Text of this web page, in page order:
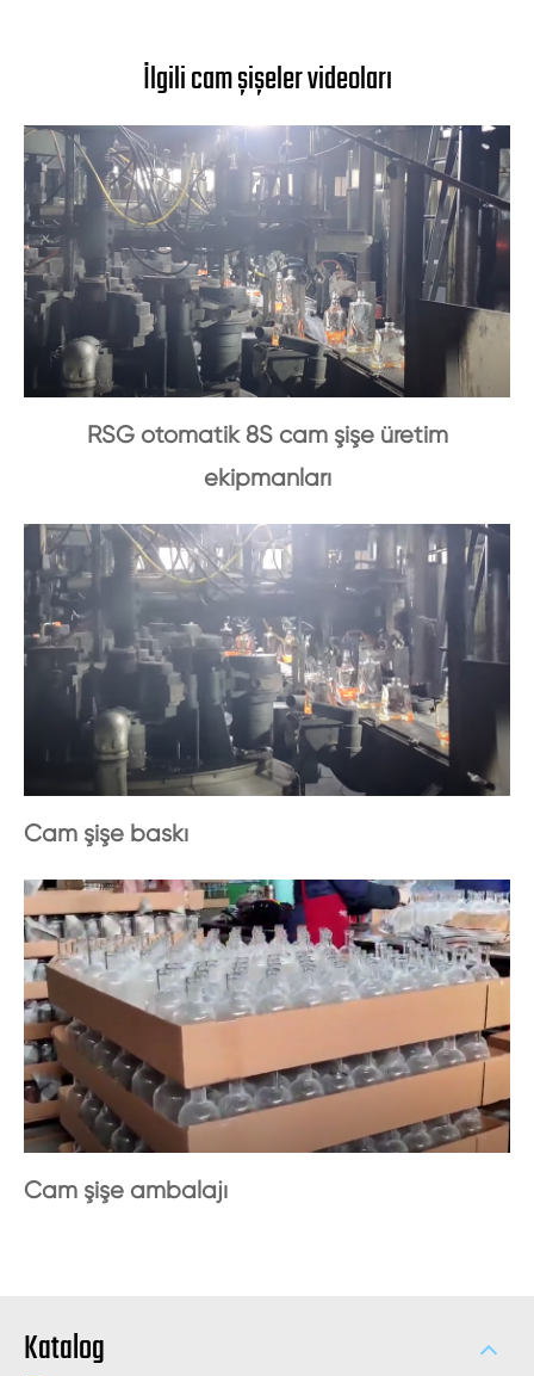
İlgili cam şişeler videoları
RSG otomatik 8S cam şişe üretim
ekipmanları
Cam şişe baskı
Cam şişe ambalajı
Katalog